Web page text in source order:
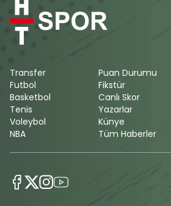
Transfer
Futbol
Basketbol
Tenis
Voleybol
NBA
Puan Durumu
Fikstür
Canlı Skor
Yazarlar
Künye
Tüm Haberler